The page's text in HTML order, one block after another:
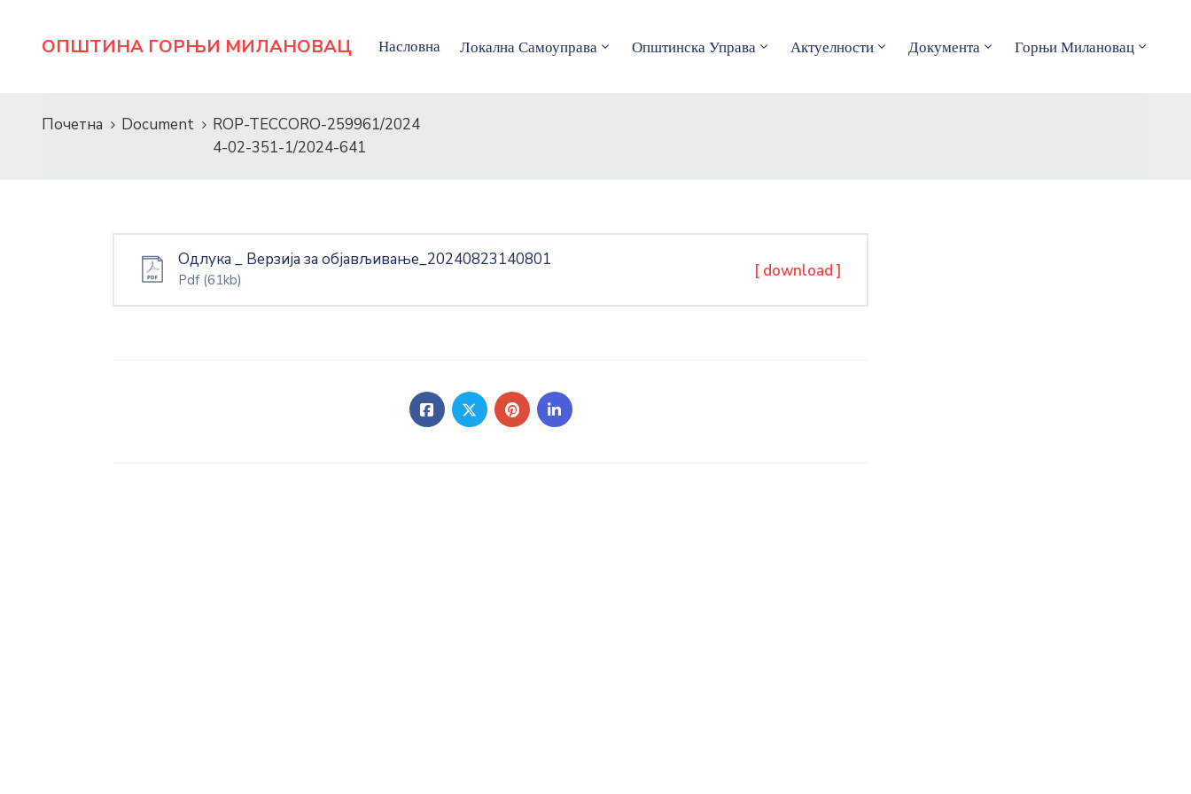
ОПШТИНА ГОРЊИ МИЛАНОВАЦ Насловна Локална Самоуправа Општинска Управа Актуелности Документа Горњи Милановац
Почетна Document
ROP-TECCORO-259961/2024
4-02-351-1/2024-641
Одлука _ Верзија за објављивање_20240823140801
Pdf (61kb) [ download ]